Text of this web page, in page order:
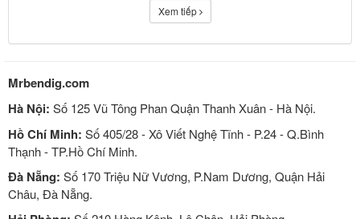
Xem tiếp
Mrbendig.com
Hà Nội: Số 125 Vũ Tông Phan Quận Thanh Xuân - Hà Nội.
Hồ Chí Minh: Số 405/28 - Xô Viết Nghệ Tĩnh - P.24 - Q.Bình
Thạnh - TP.Hồ Chí Minh.
Đà Nẵng: Số 170 Triệu Nữ Vương, P.Nam Dương, Quận Hải
Châu, Đà Nẵng.